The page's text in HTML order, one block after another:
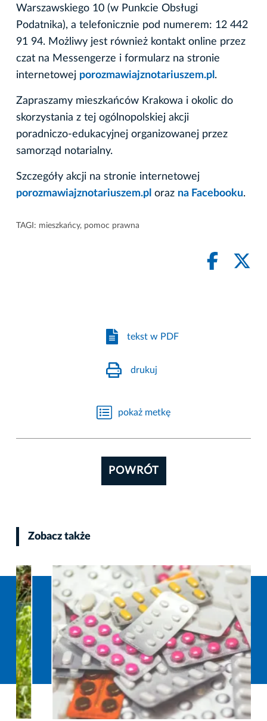
Warszawskiego 10 (w Punkcie Obsługi
Podatnika), a telefonicznie pod numerem: 12 442
91 94. Możliwy jest również kontakt online przez
czat na Messengerze i formularz na stronie
internetowej porozmawiajznotariuszem.pl .
Zapraszamy mieszkańców Krakowa i okolic do
skorzystania z tej ogólnopolskiej akcji
poradniczo-edukacyjnej organizowanej przez
samorząd notarialny.
Szczegóły akcji na stronie internetowej
porozmawiajznotariuszem.pl oraz na Facebooku.
TAGI: mieszkańcy, pomoc prawna
tekst w PDF
drukuj
pokaż metkę
POWRÓT
Zobacz także